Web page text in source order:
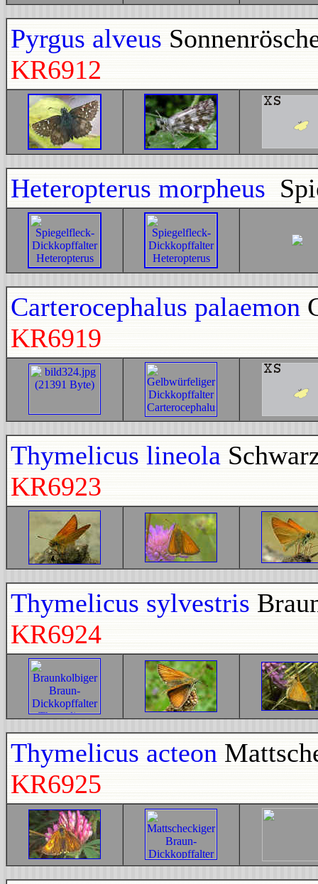
Pyrgus alveus
KR6912
Heteropterus morpheus
Carterocephalus palaemon
KR6919
Thymelicus lineola
KR6923
Thymelicus sylvestris
KR6924
Thymelicus acteon
KR6925